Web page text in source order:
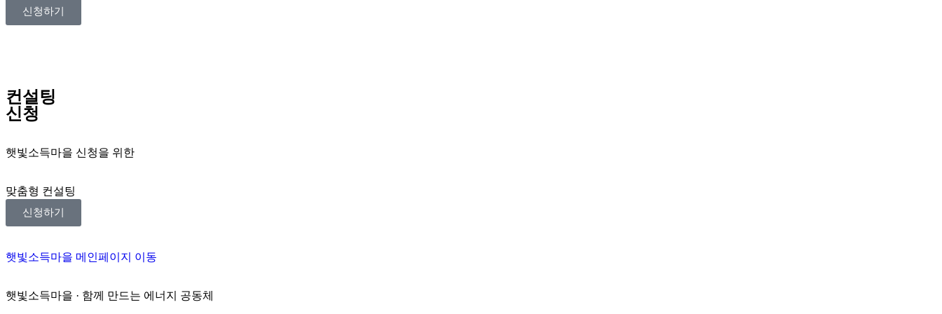
신청하기
컨설팅
신청
햇빛소득마을 신청을 위한
맞춤형 컨설팅
신청하기
햇빛소득마을 메인페이지 이동
햇빛소득마을 · 함께 만드는 에너지 공동체